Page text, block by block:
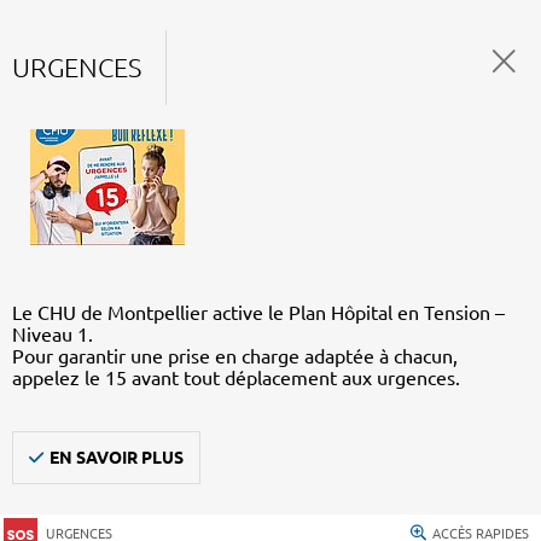
URGENCES
Le CHU de Montpellier active le Plan Hôpital en Tension –
Niveau 1.
Pour garantir une prise en charge adaptée à chacun,
appelez le 15 avant tout déplacement aux urgences.
EN SAVOIR PLUS
URGENCES ACCÈS RAPIDES